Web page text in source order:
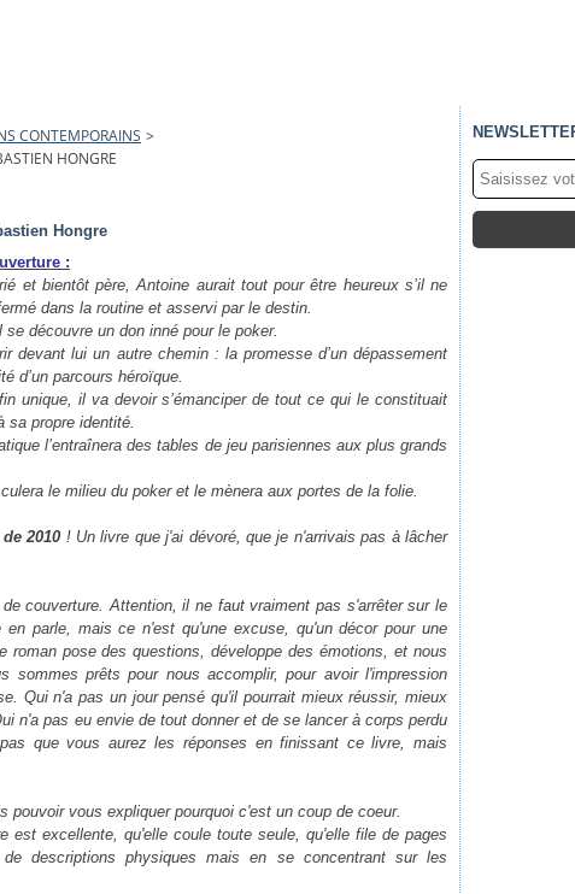
CONTEMPORAINS >
HONGRE
Hongre
:
et bientôt père, Antoine aurait tout pour être heureux s’il ne
dans la routine et asservi par le destin.
se découvre un don inné pour le poker.
devant lui un autre chemin : la promesse d’un dépassement
d’un parcours héroïque.
unique, il va devoir s’émanciper de tout ce qui le constituait
sa propre identité.
l’entraînera des tables de jeu parisiennes aux plus grands
le milieu du poker et le mènera aux portes de la folie.
2010 ! Un livre que j'ai dévoré, que je n'arrivais pas à lâcher
couverture. Attention, il ne faut vraiment pas s'arrêter sur le
parle, mais ce n'est qu'une excuse, qu'un décor pour une
roman pose des questions, développe des émotions, et nous
sommes prêts pour nous accomplir, pour avoir l'impression
Qui n'a pas un jour pensé qu'il pourrait mieux réussir, mieux
n'a pas eu envie de tout donner et de se lancer à corps perdu
que vous aurez les réponses en finissant ce livre, mais
pouvoir vous expliquer pourquoi c'est un coup de coeur.
est excellente, qu'elle coule toute seule, qu'elle file de pages
descriptions physiques mais en se concentrant sur les